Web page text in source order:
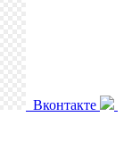
Вконтакте